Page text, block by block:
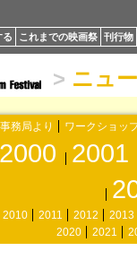
る これまでの映画祭 刊行物
> ニュ
事務局より ワークショッ
2000 2001
2010 2011 2012
2013
2020
2021